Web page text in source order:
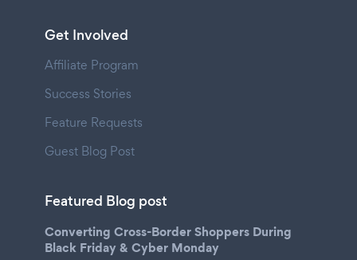
Get Involved
Affiliate Program
Success Stories
Feature Requests
Guest Blog Post
Featured Blog post
Converting Cross-Border Shoppers During
Black Friday & Cyber Monday